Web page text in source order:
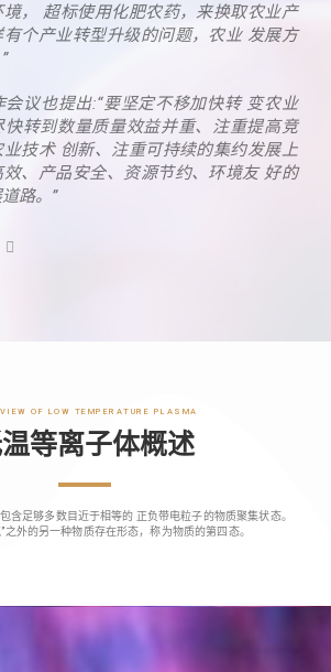
， 超标使用化肥农药，来换取农业产
个产业转型升级的问题，农业 发展方
会议也提出:“要坚定不移加快转 变农业
快转到数量质量效益并重、注重提高竞
业技术 创新、注重可持续的集约发展上
、产品安全、资源节约、环境友 好的
路。”
OF LOW TEMPERATURE PLASMA
等离子体概述
含足够多数目近于相等的 正负带电粒子的物质聚集状态。
之外的另一种物质存在形态，称为物质的第四态。